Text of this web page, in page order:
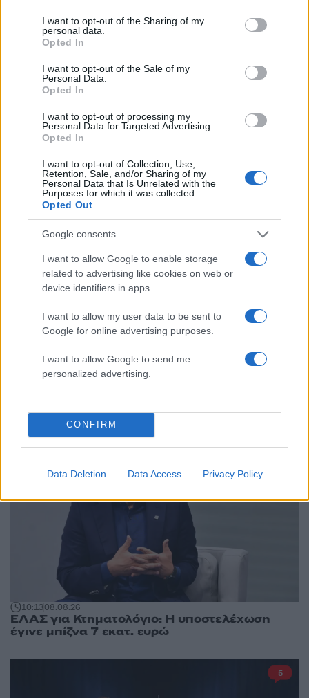
not limited to your visit or usage behaviour. You may click to
grant or deny consent to Google and its third-party tags to
use your data for below specified purposes in below Google
consent section.
I want to opt-out of the Sharing of my
personal data.
Opted In
I want to opt-out of the Sale of my
Personal Data.
Opted In
I want to opt-out of processing my
Personal Data for Targeted Advertising.
Opted In
I want to opt-out of Collection, Use,
Retention, Sale, and/or Sharing of my
Personal Data that Is Unrelated with the
Purposes for which it was collected.
Opted Out
Google consents
I want to allow Google to enable storage
related to advertising like cookies on web or
device identifiers in apps.
I want to allow my user data to be sent to
Google for online advertising purposes.
I want to allow Google to send me
personalized advertising.
CONFIRM
Data Deletion Data Access Privacy Policy
Canadair 515: Οι πρώτες εικόνες από την
κατασκευή του αεροσκάφους που θα
επιχειρεί και τη νύχτα στα μέτωπα της
φωτιάς
Marfin: Η 46χρονη πήρε προθεσμία για
να απολογηθεί την Τρίτη – «Είναι αθώα,
συμμετείχε στη διαδήλωση όπως και
100.000 άτομα»
Βγήκαν ξανά τα μαχαίρια στην Ελπίδα
για τη Δημοκρατία: «Καρυστιανού,
κίνημα σε φοβικό αρχηγικό κόμμα»
Μεταφορές χρημάτων: Πότε μπορεί να
θεωρηθούν δωρεές και να επιβληθεί
φόρος – Τι ισχυεί για τις γονικές παροχές
Απίστευτο κι όμως αληθινό -
Aναστέλλονται τα τακτικά ραντεβού του
αγγειοχειρουργού του νοσοκομείου
Χανίων επειδή κλάπηκε το μηχανάκι του
γιατρού
Πολιτική: Περισσότερα
10:1308.08.26
ΕΛΑΣ για Κτηματολόγιο: Η υποστελέχωση
έγινε μπίζνα 7 εκατ. ευρώ
5